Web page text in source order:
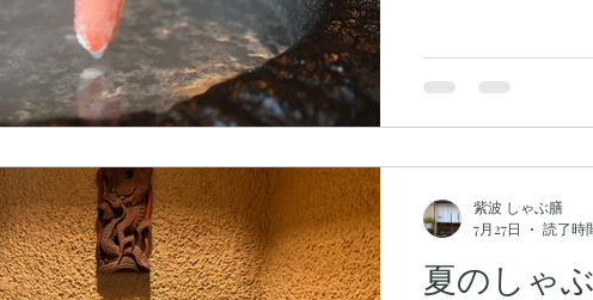
開き、カニ本来の
に、カニの風味を
贅沢なひとときを
人とのお食事はも
ぴったりです。 ぜ
「カニしゃぶ」を
りお待ちしておりま
夏のしゃ
紫波 しゃぶ膳
7月27日
読了時